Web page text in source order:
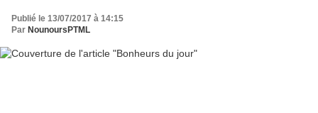
Publié le 13/07/2017 à 14:15
Par NounoursPTML